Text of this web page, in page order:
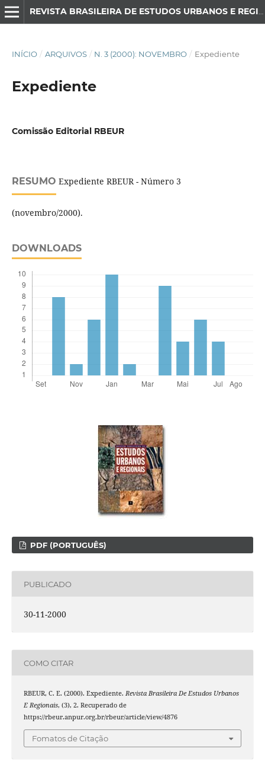
INÍCIO / ARQUIVOS / N. 3 (2000): NOVEMBRO / Expediente
Expediente
Comissão Editorial RBEUR
RESUMO Expediente RBEUR - Número 3
(novembro/2000).
DOWNLOADS
PDF (PORTUGUÊS)
PUBLICADO
30-11-2000
COMO CITAR
RBEUR, C. E. (2000). Expediente. Revista Brasileira De Estudos Urbanos
E Regionais, (3), 2. Recuperado de
https://rbeur.anpur.org.br/rbeur/article/view/4876
Fomatos de Citação